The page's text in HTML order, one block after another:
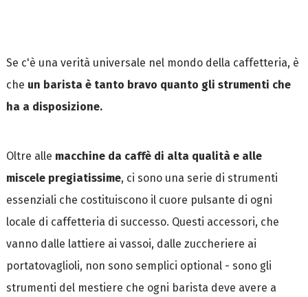
Se c'è una verità universale nel mondo della caffetteria, è
che un barista è tanto bravo quanto gli strumenti che
ha a disposizione.
Oltre alle macchine da caffè di alta qualità e alle
miscele pregiatissime, ci sono una serie di strumenti
essenziali che costituiscono il cuore pulsante di ogni
locale di caffetteria di successo. Questi accessori, che
vanno dalle lattiere ai vassoi, dalle zuccheriere ai
portatovaglioli, non sono semplici optional - sono gli
strumenti del mestiere che ogni barista deve avere a